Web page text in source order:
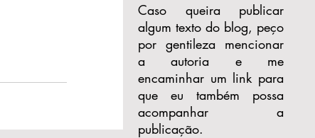
Caso queira publicar
algum texto do blog, peço
por gentileza mencionar
a autoria e me
encaminhar um link para
que eu também possa
acompanhar a
publicação.